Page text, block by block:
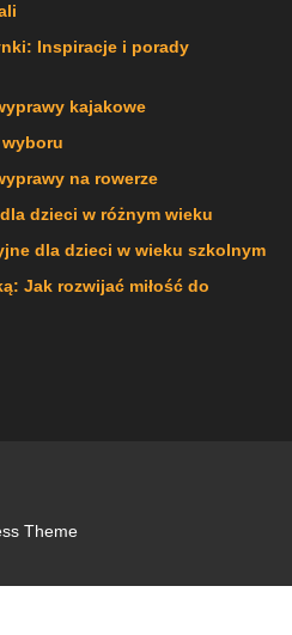
Inspiracje i porady
kajakowe
na rowerze
dzieci w różnym wieku
dla dzieci w wieku szkolnym
Jak rozwijać miłość do
Theme